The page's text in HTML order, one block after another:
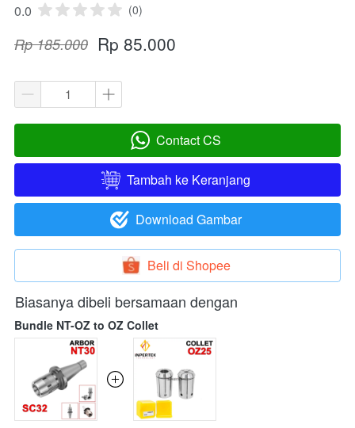
0.0 (0)
Rp 185.000 Rp 85.000
` Contact CS
` Tambah ke Keranjang
` Download Gambar
` Beli di Shopee
Biasanya dibeli bersamaan dengan
Bundle NT-OZ to OZ Collet